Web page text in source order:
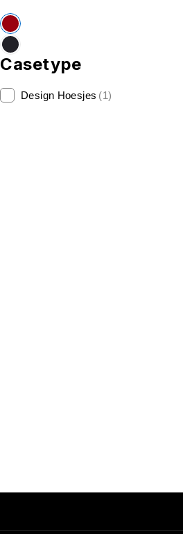
Casetype
Design Hoesjes (1)